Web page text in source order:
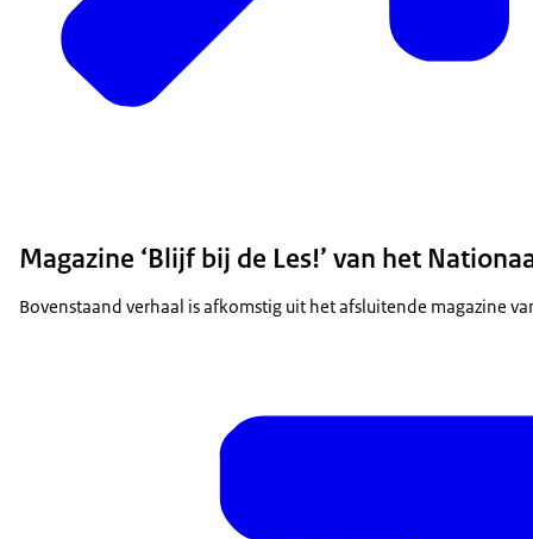
Magazine ‘Blijf bij de Les!’ van het
Bovenstaand verhaal is afkomstig uit het afsluitende magazine